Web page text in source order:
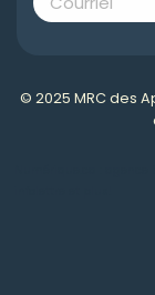
© 2025 MRC des